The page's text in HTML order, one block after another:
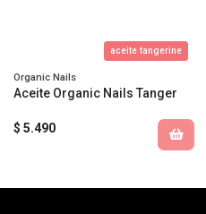
aceite tangerine
Organic Nails
Aceite Organic Nails Tanger
$ 5.490